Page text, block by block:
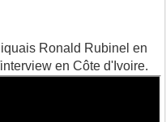
Ronald Rubinel en
en Côte d'Ivoire.